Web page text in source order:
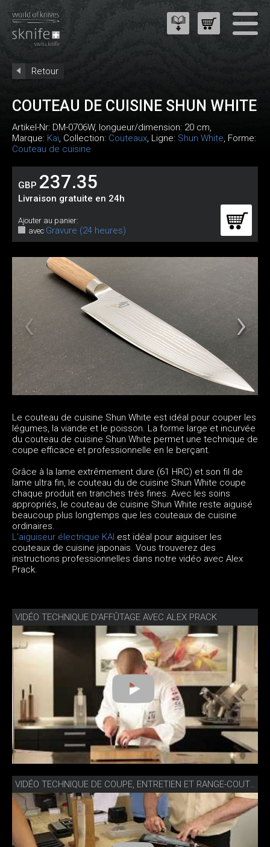
Retour
COUTEAU DE CUISINE SHUN WHITE
Artikel-Nr: DM-0706W, longueur/dimension: 20 cm,
Marque: Kai, Collection: Couteaux, Ligne: Shun White, Forme:
Couteau de cuisine
GBP 237.35
Livraison gratuite en 24h
Ajouter au panier:
avec Gravure (24 heures)
Le couteau de cuisine Shun White est idéal pour couper les
légumes, la viande et le poisson. La forme large et incurvée
du couteau de cuisine Shun White permet une technique de
coupe efficace et professionnelle en le berçant.
Grâce à la lame extrêmement dure (61 HRC) et son fil de
lame ultra fin, le couteau du de cuisine Shun White coupe
chaque produit en tranches très fines. Avec les soins
appropriés, le couteau de cuisine Shun White reste aiguisé
beaucoup plus longtemps que les couteaux de cuisine
ordinaires.
L’aiguiseur électrique KAI est idéal pour aiguiser les
couteaux de cuisine japonais. Vous trouverez des
instructions professionnelles dans notre vidéo avec Alex
Prack.
VIDÉO TECHNIQUE D'AFFÛTAGE AVEC ALEX PRACK
VIDÉO TECHNIQUE DE COUPE, ENTRETIEN ET RANGE-COUTEAUX